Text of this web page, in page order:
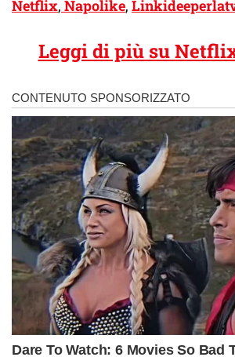
Netflix, Napolike,
Leggi di più su